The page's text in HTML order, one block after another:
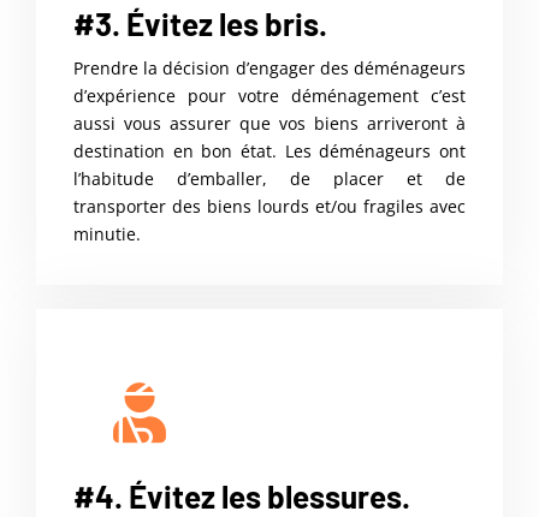
#3. Évitez les bris.
Prendre la décision d’engager des déménageurs
d’expérience pour votre déménagement c’est
aussi vous assurer que vos biens arriveront à
destination en bon état. Les déménageurs ont
l’habitude d’emballer, de placer et de
transporter des biens lourds et/ou fragiles avec
minutie.
#4. Évitez les blessures.